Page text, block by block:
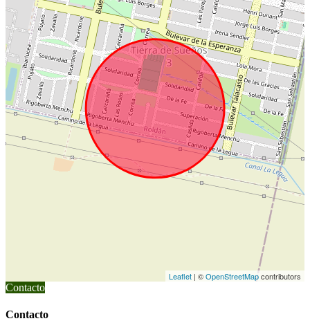
Leaflet | ©OpenStreetMapcontributors
Contacto
Contacto